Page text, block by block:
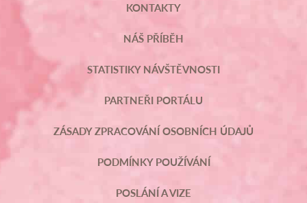
KONTAKTY
NÁŠ PŘÍBĚH
STATISTIKY NÁVŠTĚVNOSTI
PARTNEŘI PORTÁLU
ZÁSADY ZPRACOVÁNÍ OSOBNÍCH ÚDAJŮ
PODMÍNKY POUŽÍVÁNÍ
POSLÁNÍ A VIZE